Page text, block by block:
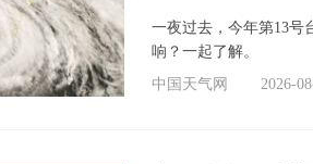
一夜过去，今年第13号
响？一起了解。
中国天气网
2026-